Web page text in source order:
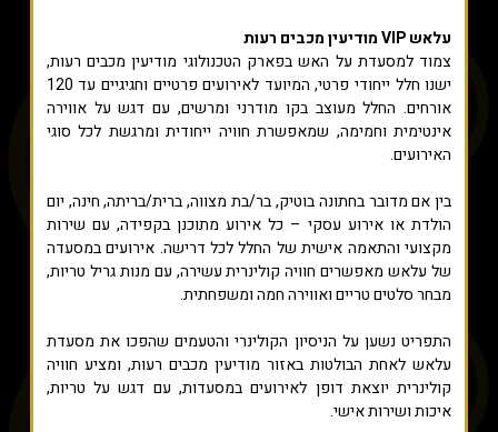
עלאש VIP מודיעין מכבים רעות
צמוד למסעדת על האש בפארק הטכנולוגי מודיעין מכבים רעות,
ישנו חלל ייחודי פרטי, המיועד לאירועים פרטיים וחגיגיים עד 120
אורחים. החלל מעוצב בקו מודרני ומרשים, עם דגש על אווירה
אינטימית וחמימה, שמאפשרת חוויה ייחודית ומרגשת לכל סוגי
האירועים.
בין אם מדובר בחתונה בוטיק, בר/בת מצווה, ברית/בריתה, חינה, יום
הולדת או אירוע עסקי – כל אירוע מתוכנן בקפידה, עם שירות
מקצועי והתאמה אישית של החלל לכל דרישה. אירועים במסעדה
של עלאש מאפשרים חוויה קולינרית עשירה, עם מנות גריל טריות,
מבחר סלטים טריים ואווירה חמה ומשפחתית.
התפריט נשען על הניסיון הקולינרי והטעמים שהפכו את מסעדת
עלאש לאחת הבולטות באזור מודיעין מכבים רעות, ומציע חוויה
קולינרית יוצאת דופן לאירועים במסעדות, עם דגש על טריות,
איכות ושירות אישי.